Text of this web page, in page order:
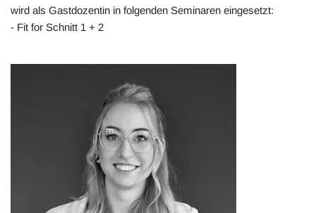
wird als Gastdozentin in folgenden Seminaren eingesetzt:
- Fit for Schnitt 1 + 2